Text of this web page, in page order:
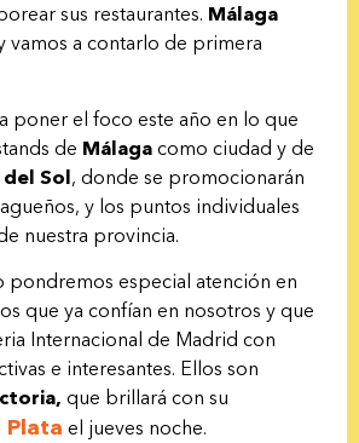
sus restaurantes. Málaga
vamos a contarlo de primera
poner el foco este año en lo que
de Málaga como ciudad y de
Sol, donde se promocionarán
y los puntos individuales
nuestra provincia.
pondremos especial atención en
que ya confían en nosotros y que
Internacional de Madrid con
e interesantes. Ellos son
que brillará con su
Plata el jueves noche.